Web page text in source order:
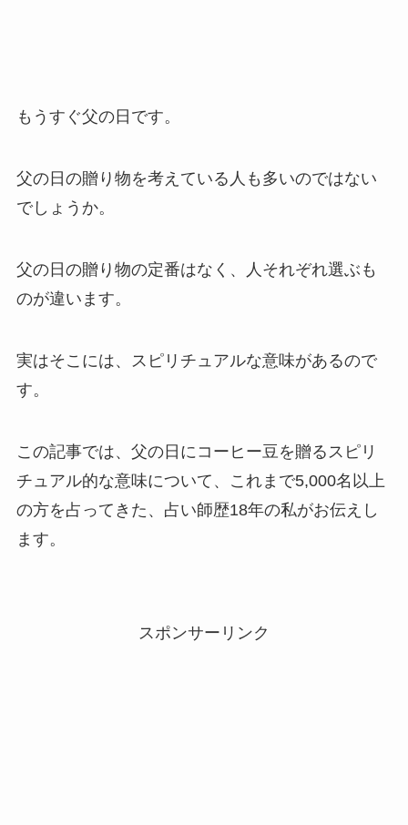
もうすぐ父の日です。
父の日の贈り物を考えている人も多いのではない
でしょうか。
父の日の贈り物の定番はなく、人それぞれ選ぶも
のが違います。
実はそこには、スピリチュアルな意味があるので
す。
この記事では、父の日にコーヒー豆を贈るスピリ
チュアル的な意味について、これまで5,000名以上
の方を占ってきた、占い師歴18年の私がお伝えし
ます。
スポンサーリンク